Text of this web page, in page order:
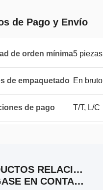
de Pago y Envío
de orden mínima5 piezas
de empaquetado En bruto
de pago T/T, L/C
PRODUCTOS RELACIONADOS
PÓNGASE EN CONTACTO